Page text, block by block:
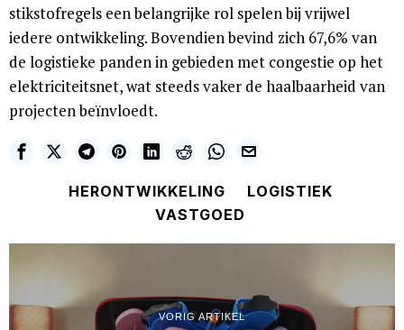
stikstofregels een belangrijke rol spelen bij vrijwel
iedere ontwikkeling. Bovendien bevind zich 67,6% van
de logistieke panden in gebieden met congestie op het
elektriciteitsnet, wat steeds vaker de haalbaarheid van
projecten beïnvloedt.
HERONTWIKKELING
LOGISTIEK
VASTGOED
VORIG ARTIKEL